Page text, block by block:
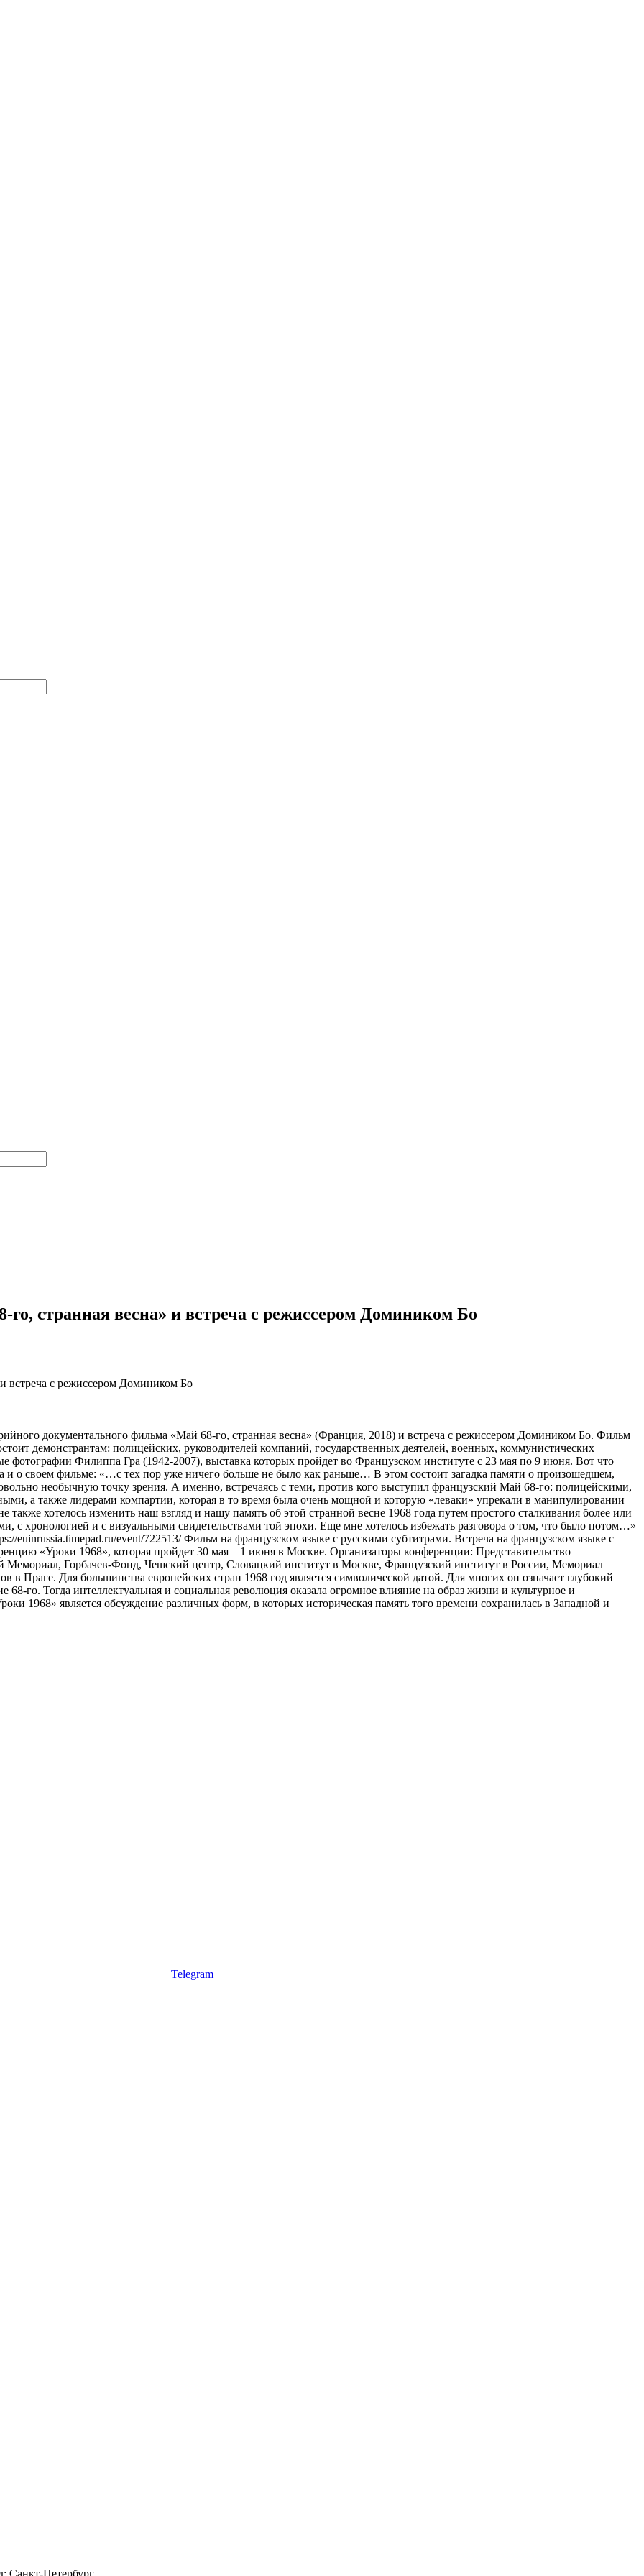
странная весна» и встреча с режиссером Домиником Бо
документального фильма «Май 68-го, странная весна» (Франция, 2018) и встреча с режиссером Домиником Бо. Фильм
демонстрантам: полицейских, руководителей компаний, государственных деятелей, военных, коммунистических
фотографии Филиппа Гра (1942-2007), выставка которых пройдет во Французском институте с 23 мая по 9 июня. Вот что
о своем фильме: «…c тех пор уже ничего больше не было как раньше… В этом состоит загадка памяти о произошедшем,
необычную точку зрения. А именно, встречаясь с теми, против кого выступил французский Май 68-го: полицейскими,
а также лидерами компартии, которая в то время была очень мощной и которую «леваки» упрекали в манипулировании
хотелось изменить наш взгляд и нашу память об этой странной весне 1968 года путем простого сталкивания более или
с хронологией и с визуальными свидетельствами той эпохи. Еще мне хотелось избежать разговора о том, что было потом…»
euinrussia.timepad.ru/event/722513/ Фильм на французском языке с русскими субтитрами. Встреча на французском языке с
«Уроки 1968», которая пройдет 30 мая – 1 июня в Москве. Организаторы конференции: Представительство
Горбачев-Фонд, Чешский центр, Словацкий институт в Москве, Французский институт в России, Мемориал
Праге. Для большинства европейских стран 1968 год является символической датой. Для многих он означает глубокий
го. Тогда интеллектуальная и социальная революция оказала огромное влияние на образ жизни и культурное и
1968» является обсуждение различных форм, в которых историческая память того времени сохранилась в Западной и
Telegram
Санкт-Петербург